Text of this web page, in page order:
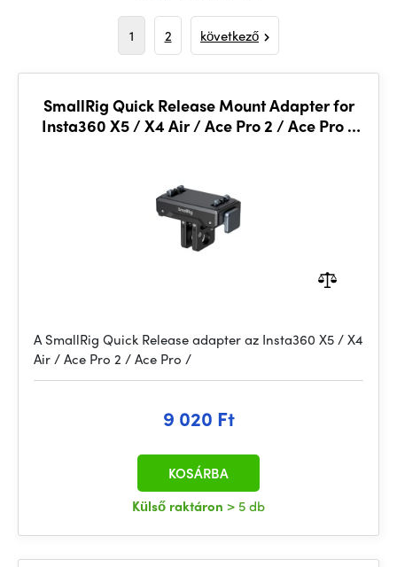
1 2 következő
SmallRig Quick Release Mount Adapter for
Insta360 X5 / X4 Air / Ace Pro 2 / Ace Pro /
A SmallRig Quick Release adapter az Insta360 X5 / X4
Air / Ace Pro 2 / Ace Pro /
9 020 Ft
Külső raktáron > 5 db
KOSÁRBA